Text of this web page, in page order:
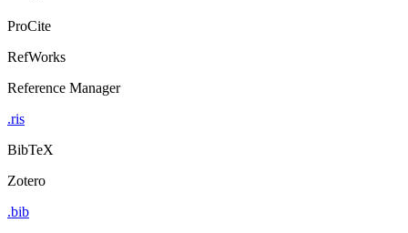
ProCite
RefWorks
Reference Manager
.ris
BibTeX
Zotero
.bib